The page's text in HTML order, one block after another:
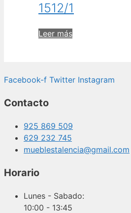
1512/1
Leer más
Facebook-f Twitter Instagram
Contacto
925 869 509
629 232 745
mueblestalencia@gmail.com
Horario
Lunes - Sabado:
10:00 - 13:45